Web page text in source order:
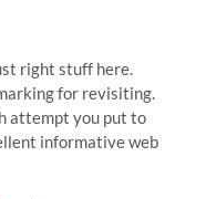
right stuff here.
for revisiting.
attempt you put to
informative web